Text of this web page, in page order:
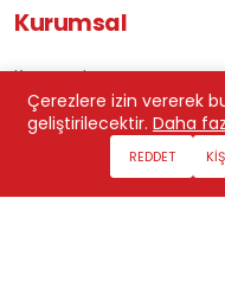
Kurumsal
Kurumsal
İletişim
Çerez Aydınlatma Metni ve
KVKK Aydınlatma Metni
Çerezlere izin vererek
geliştirilecektir. Daha
REDDET